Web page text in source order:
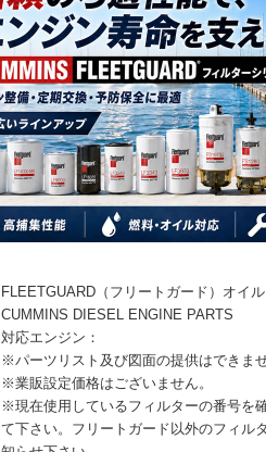
FLEETGUARD（フリートガード）オイ
CUMMINS DIESEL ENGINE PARTS
対応エンジン：
※パーツリスト及び図面の提供はできま
※業販設定価格はございません。
※現在使用しているフィルターの番号を
て下さい。フリートガード以外のフィル